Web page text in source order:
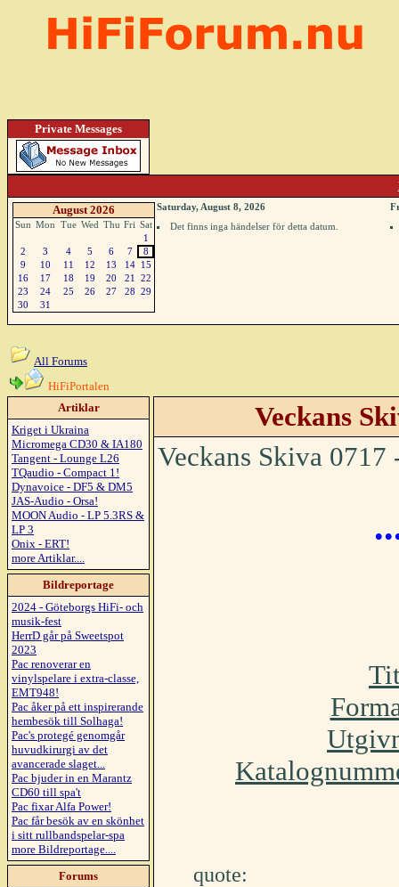
Private Messages
August 2026
Sun Mon Tue Wed Thu Fri Sat
1
2
3 4 5 6 7
8
9
10 11 12 13 14
15
16
17 18 19 20 21
22
23
24 25 26 27 28 29
30
31
Saturday, August 8, 2026
Det finns inga händelser för detta datum.
All Forums
HiFiPortalen
Artiklar
Kriget i Ukraina
Micromega CD30 & IA180
Tangent - Lounge L26
TQaudio - Compact 1!
Dynavoice - DF5 & DM5
JAS-Audio - Orsa!
MOON Audio - LP 5.3RS &
LP 3
Onix - ERT!
more Artiklar....
Bildreportage
2024 - Göteborgs HiFi- och
musik-fest
HerrD går på Sweetspot
2023
Pac renoverar en
vinylspelare i extra-classe,
EMT948!
Pac åker på ett inspirerande
hembesök till Solhaga!
Pac's protegé genomgår
huvudkirurgi av det
avancerade slaget...
Pac bjuder in en Marantz
CD60 till spa't
Pac fixar Alfa Power!
Pac får besök av en skönhet
i sitt rullbandspelar-spa
more Bildreportage....
Forums
Veckans
Veckans Skiva 0717
quote: